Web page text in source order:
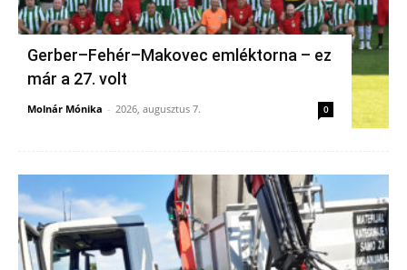
Gerber–Fehér–Makovec emléktorna – ez
már a 27. volt
Molnár Mónika - 2026, augusztus 7. 0